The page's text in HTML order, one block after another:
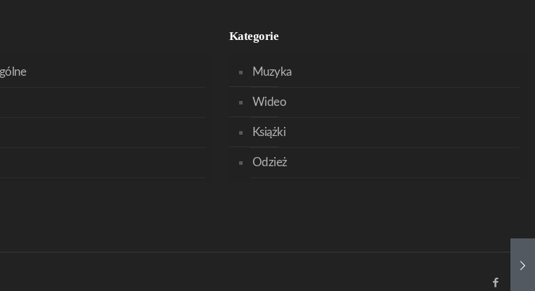
Kategorie
Muzyka
Wideo
Książki
Odzież